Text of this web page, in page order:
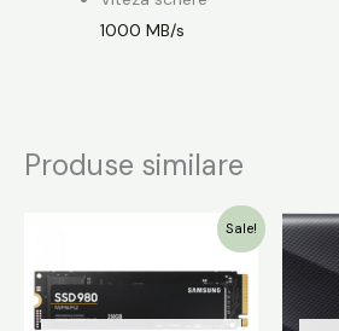
1000 MB/s
Produse similare
Sale!
fost:
curent
299.00 lei.